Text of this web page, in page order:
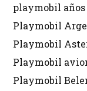
playmobil años
Playmobil
Playmobil
Playmobil
Playmobil